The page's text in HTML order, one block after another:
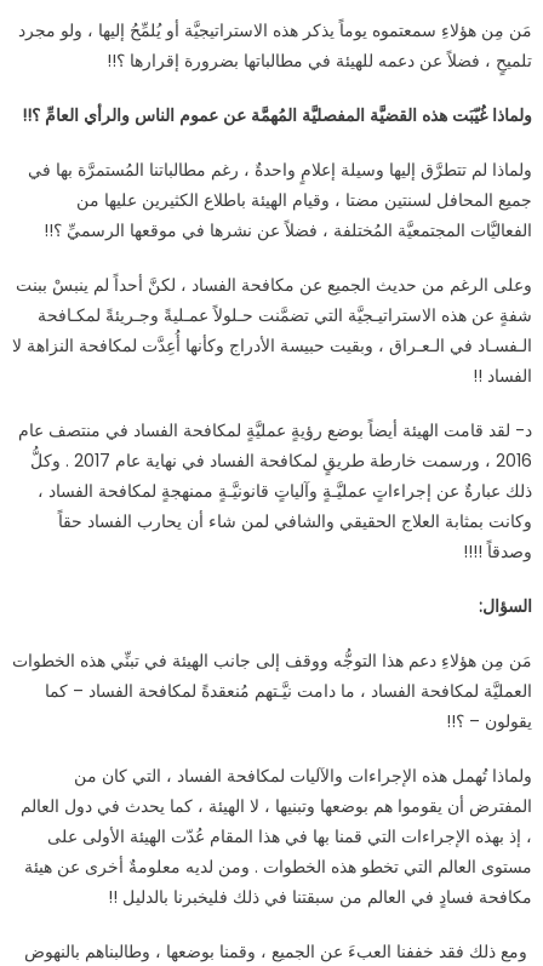
مَن مِن هؤلاءِ سمعتموه يوماً يذكر هذه الاستراتيجيَّة أو يُلمِّحُ إليها ، ولو مجرد
تلميحٍ ، فضلاً عن دعمه للهيئة في مطالباتها بضرورة إقرارها ؟!!
ولماذا غُيّبَت هذه القضيَّة المفصليَّة المُهمَّة عن عموم الناس والرأي العامِّ ؟!!
ولماذا لم تتطرَّق إليها وسيلة إعلامٍ واحدةٌ ، رغم مطالباتنا المُستمرَّة بها في
جميع المحافل لسنتين مضتا ، وقيام الهيئة باطلاع الكثيرين عليها من
الفعاليَّات المجتمعيَّة المُختلفة ، فضلاً عن نشرها في موقعها الرسميِّ ؟!!
وعلى الرغم من حديث الجميع عن مكافحة الفساد ، لكنَّ أحداً لم ينبسْ ببنت
شفةٍ عن هذه الاستراتيـجيَّة التي تضمَّنت حـلولاً عمـليةً وجـريئةً لمكـافحة
الـفسـاد في الـعـراق ، وبقيت حبيسة الأدراج وكأنها أُعِدَّت لمكافحة النزاهة لا
الفساد !!
د- لقد قامت الهيئة أيضاً بوضع رؤيةٍ عمليَّةٍ لمكافحة الفساد في منتصف عام
2016 ، ورسمت خارطة طريقٍ لمكافحة الفساد في نهاية عام 2017 . وكلُّ
ذلك عبارةٌ عن إجراءاتٍ عمليَّـةٍ وآلياتٍ قانونيَّـةٍ ممنهجةٍ لمكافحة الفساد ،
وكانت بمثابة العلاج الحقيقي والشافي لمن شاء أن يحارب الفساد حقاً
وصدقاً !!!!
السؤال:
مَن مِن هؤلاءِ دعم هذا التوجُّه ووقف إلى جانب الهيئة في تبنِّي هذه الخطوات
العمليَّة لمكافحة الفساد ، ما دامت نيَّـتهم مُنعقدةً لمكافحة الفساد – كما
يقولون – ؟!!
ولماذا تُهمل هذه الإجراءات والآليات لمكافحة الفساد ، التي كان من
المفترض أن يقوموا هم بوضعها وتبنيها ، لا الهيئة ، كما يحدث في دول العالم
، إذ بهذه الإجراءات التي قمنا بها في هذا المقام عُدّت الهيئة الأولى على
مستوى العالم التي تخطو هذه الخطوات . ومن لديه معلومةٌ أخرى عن هيئة
مكافحة فسادٍ في العالم من سبقتنا في ذلك فليخبرنا بالدليل !!
ومع ذلك فقد خففنا العبءَ عن الجميع ، وقمنا بوضعها ، وطالبناهم بالنهوض